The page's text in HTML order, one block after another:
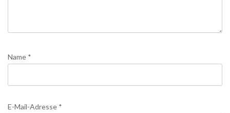
Name *
E-Mail-Adresse *